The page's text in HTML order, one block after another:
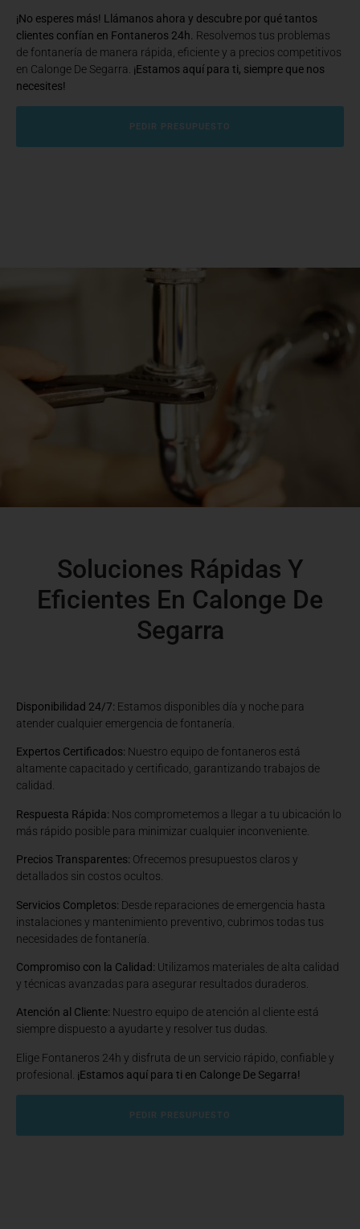
¡No esperes más! Llámanos ahora y descubre por qué tantos
clientes confían en Fontaneros 24h. Resolvemos tus problemas
de fontanería de manera rápida, eficiente y a precios competitivos
en Calonge De Segarra. ¡Estamos aquí para ti, siempre que nos
necesites!
PEDIR PRESUPUESTO
Soluciones Rápidas Y
Eficientes En Calonge De
Segarra
Disponibilidad 24/7: Estamos disponibles día y noche para
atender cualquier emergencia de fontanería.
Expertos Certificados: Nuestro equipo de fontaneros está
altamente capacitado y certificado, garantizando trabajos de
calidad.
Respuesta Rápida: Nos comprometemos a llegar a tu ubicación lo
más rápido posible para minimizar cualquier inconveniente.
Precios Transparentes: Ofrecemos presupuestos claros y
detallados sin costos ocultos.
Servicios Completos: Desde reparaciones de emergencia hasta
instalaciones y mantenimiento preventivo, cubrimos todas tus
necesidades de fontanería.
Compromiso con la Calidad: Utilizamos materiales de alta calidad
y técnicas avanzadas para asegurar resultados duraderos.
Atención al Cliente: Nuestro equipo de atención al cliente está
siempre dispuesto a ayudarte y resolver tus dudas.
Elige Fontaneros 24h y disfruta de un servicio rápido, confiable y
profesional. ¡Estamos aquí para ti en Calonge De Segarra!
PEDIR PRESUPUESTO